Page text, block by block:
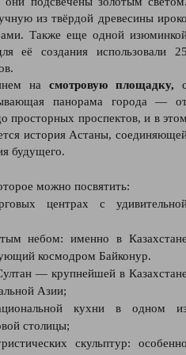
из твёрдой древесины
Также еще одной
её создания использовали
на смотровую площадку,
панорама города —
просторных проспектов, и в
история Астаны,
будущего.
можно посвятить:
центрах с
небом: именно в
космодром Байконур.
— крупнейшей в
Азии;
кухни в одном
столицы;
скульптур: